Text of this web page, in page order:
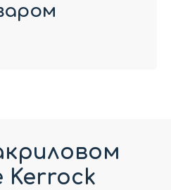
Kerrock